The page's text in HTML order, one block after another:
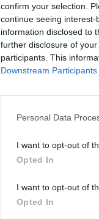
confirm your selection.
continue seeing
information disclosed to
further disclosure of
participants. This
Downstream Participants
Personal Data
I want to opt-out of
Opted In
I want to opt-out of
Opted In